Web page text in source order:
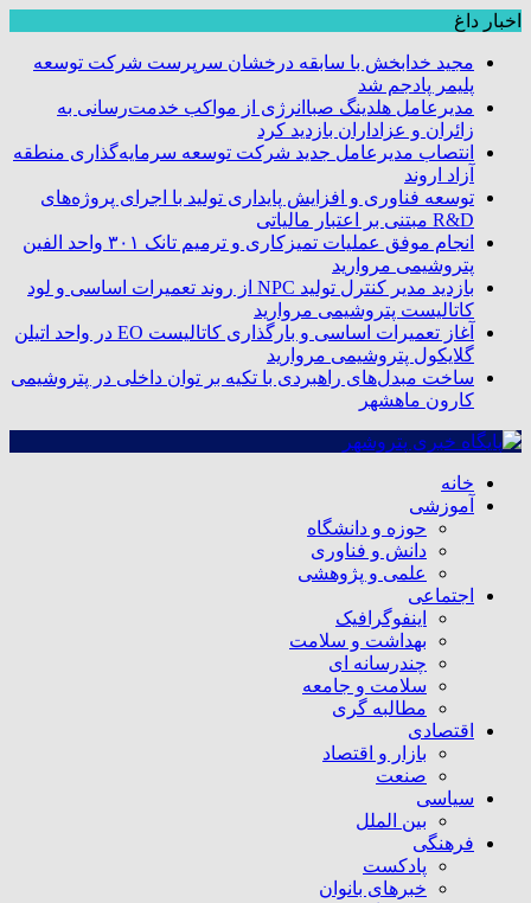
اخبار داغ
مجید خدابخش با سابقه درخشان سرپرست شرکت توسعه
پلیمر پادجم شد
مدیرعامل هلدینگ صباانرژی از مواکب خدمت‌رسانی به
زائران و عزاداران بازدید کرد
انتصاب مدیرعامل جدید شرکت توسعه سرمایه‌گذاری منطقه
آزاد اروند
توسعه فناوری و افزایش پایداری تولید با اجرای پروژه‌های
R&D مبتنی بر اعتبار مالیاتی
انجام موفق عملیات تمیزکاری و ترمیم تانک ۳۰۱ واحد الفین
پتروشیمی مروارید
بازدید مدیر کنترل تولید NPC از روند تعمیرات اساسی و لود
کاتالیست پتروشیمی مروارید
آغاز تعمیرات اساسی و بارگذاری کاتالیست EO در واحد اتیلن
گلایکول پتروشیمی مروارید
ساخت مبدل‌های راهبردی با تکیه بر توان داخلی در پتروشیمی
کارون ماهشهر
خانه
آموزشی
حوزه و دانشگاه
دانش و فناوری
علمی و پژوهشی
اجتماعی
اینفوگرافیک
بهداشت و سلامت
چندرسانه ای
سلامت و جامعه
مطالبه گری
اقتصادی
بازار و اقتصاد
صنعت
سیاسی
بین الملل
فرهنگی
پادکست
خبرهای بانوان